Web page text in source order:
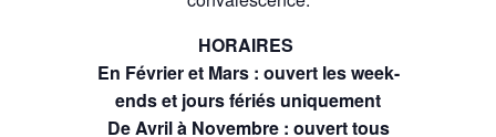
HORAIRES
En Février et Mars : ouvert les week-
ends et jours fériés uniquement
De Avril à Novembre : ouvert tous